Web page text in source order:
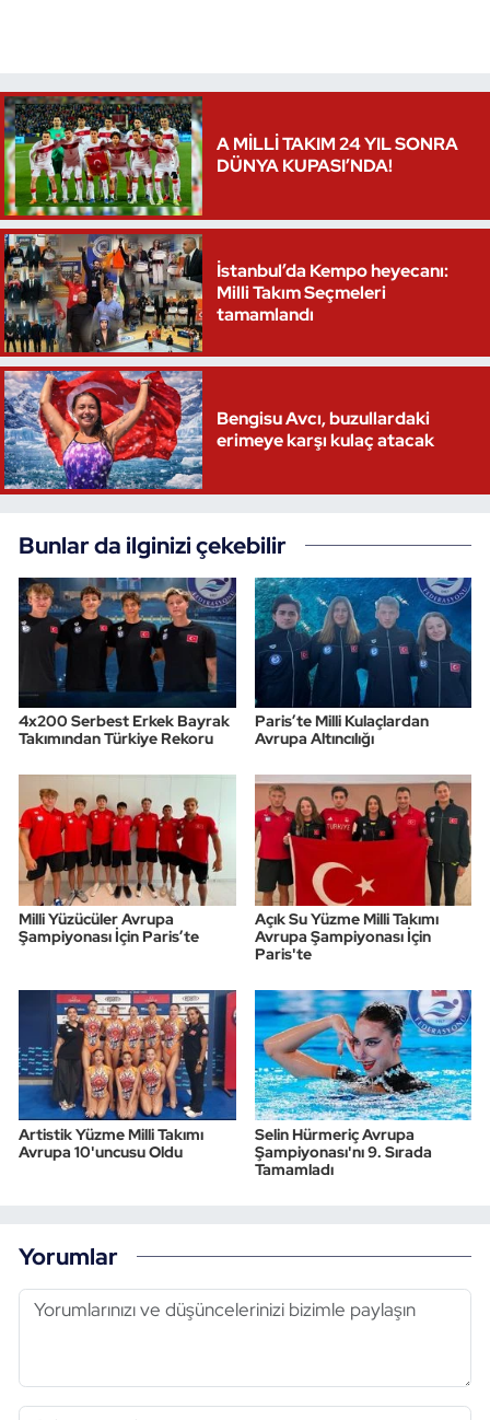
A MİLLİ TAKIM 24 YIL SONRA
DÜNYA KUPASI’NDA!
İstanbul’da Kempo heyecanı:
Milli Takım Seçmeleri
tamamlandı
Bengisu Avcı, buzullardaki
erimeye karşı kulaç atacak
Bunlar da ilginizi çekebilir
4x200 Serbest Erkek Bayrak
Takımından Türkiye Rekoru
Paris’te Milli Kulaçlardan
Avrupa Altıncılığı
Milli Yüzücüler Avrupa
Şampiyonası İçin Paris’te
Açık Su Yüzme Milli Takımı
Avrupa Şampiyonası İçin
Paris'te
Artistik Yüzme Milli Takımı
Avrupa 10'uncusu Oldu
Selin Hürmeriç Avrupa
Şampiyonası'nı 9. Sırada
Tamamladı
Yorumlar
Özel Sporcular
Paralimpik
Ragbi
Satranç
Su Topu
Sualtı Sporları
Tekvando
Tenis
Triatlon
Voleybol
Vücut Geliştirme Fitness
Wushu Kungfu
Yüzme